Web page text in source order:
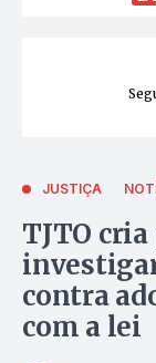
JUSTIÇA
TJTO
contra
com a lei